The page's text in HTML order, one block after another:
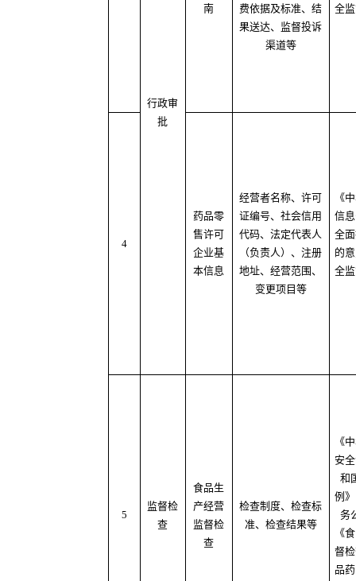
行政审
批
南
费依据及标准、结
果送达、监督投诉
渠道等
全
4
药品零
售许可
企业基
本信息
经营者名称、许可
证编号、社会信用
代码、法定代表人
（负责人）、注册
地址、经营范围、
变更项目等
《
信
全
的
全
5
监督检
查
食品生
产经营
监督检
查
检查制度、检查标
准、检查结果等
《
安
和
例
务
《
督
品